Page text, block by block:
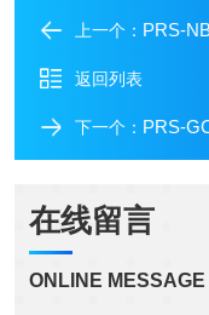
上一个： PRS-
返回列表
下一个： PRS-
在线留言
ONLINE MESSAGE